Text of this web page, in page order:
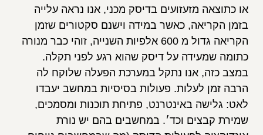
או כתוצאה מזעזועים בדיסק מכני, אנו נראה עלייה
בזמן הקריאה, כאשר במידה וישנם סקטורים שזמן
הקריאה גדול מ 600 אלפיות השנייה, זוהי כבר מנורה
כתומה שמעידה על דיסק שהוא רגע לפני תקלה.
במצב כזה, אנו נתקל במערכת הפעלה שלוקח לה
הרבה זמן לעלות. פעולות בסיסיות במחשב יעבדו
לאט: גלישה באינטרנט, פתיחת תוכנות ומסמכים,
שמירת קבצים וכד׳. במחשבים בהם יש נורת